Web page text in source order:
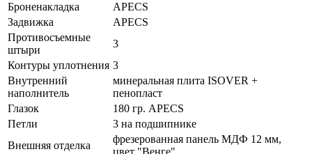
Броненакладка
APECS
Задвижка
APECS
Противосъемные
штыри
3
Контуры уплотнения 3
Внутренний
наполнитель
минеральная плита ISOVER +
пенопласт
Глазок
180 гр. APECS
Петли
3 на подшипнике
Внешняя отделка
фрезерованная панель МДФ 12 мм,